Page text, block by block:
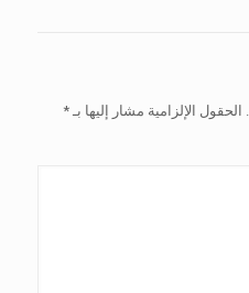
الحقول الإلزامية مشار إليها بـ*